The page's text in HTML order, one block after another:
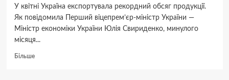
У квітні Україна експортувала рекордний обсяг продукції.
Як повідомила Перший віцепрем’єр-міністр України —
Міністр економіки України Юлія Свириденко, минулого
місяця...
БільшеДокладніше